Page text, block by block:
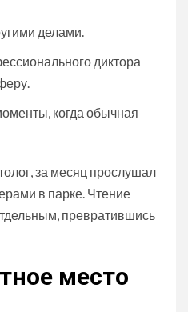
делами.
диктора
когда обычная
за месяц прослушал
в парке. Чтение
превратившись
место